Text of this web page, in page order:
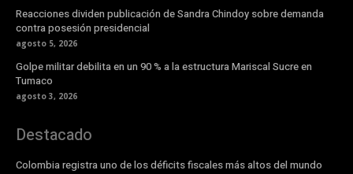
Reacciones dividen publicación de Sandra Chindoy sobre demanda
contra posesión presidencial
agosto 5, 2026
Golpe militar debilita en un 90 % a la estructura Mariscal Sucre en
Tumaco
agosto 3, 2026
Destacado
Colombia registra uno de los déficits fiscales más altos del mundo